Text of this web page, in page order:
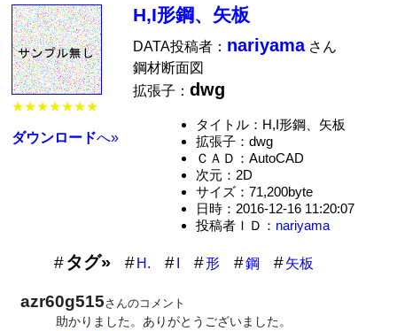
★★★★★★★
ダウンロードへ»
H,I形鋼、矢板
DATA投稿者： nariyamaさん
鋼材断面図
拡張子：dwg
タイトル：H,I形鋼、矢板
拡張子：dwg
ＣＡＤ：AutoCAD
次元：2D
サイズ：71,200byte
日時：2016-12-16 11:20:07
投稿者ＩＤ： nariyama
タグ» H. 形 鋼 矢板
azr60g515さんのコメント
助かりました。ありがとうございました。